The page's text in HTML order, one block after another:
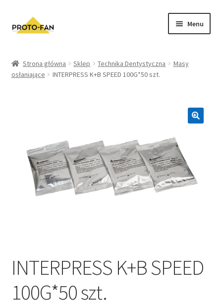
Menu
Kursy Stomatologiczne
Zwroty i Reklamacje
Regulamin sklepu
Strona główna Sklep Technika Dentystyczna
Masy
osłaniające
INTERPRESS K+B SPEED 100G*50 szt.
INTERPRESS K+B SPEED
100G*50 szt.